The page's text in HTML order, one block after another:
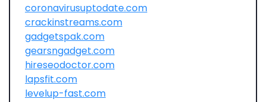
coronavirusuptodate.com
crackinstreams.com
gadgetspak.com
gearsngadget.com
hireseodoctor.com
lapsfit.com
levelup-fast.com